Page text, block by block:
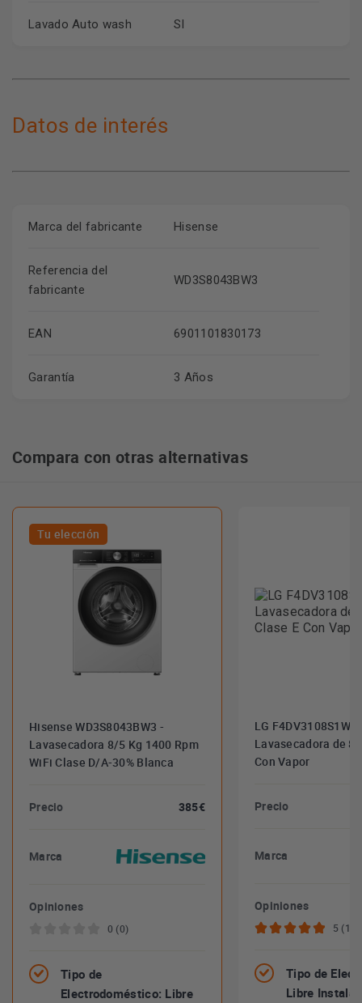
Lavado Auto wash SI
Datos de interés
Marca del fabricante Hisense
Referencia del
fabricante
WD3S8043BW3
EAN 6901101830173
Garantía 3 Años
Compara con otras alternativas
Hisense WD3S8043BW3 -
Lavasecadora 8/5 Kg 1400 Rpm
WiFi Clase D/A-30% Blanca
Precio 385€
Marca
Opiniones
0 (0)
Tipo de
Electrodoméstico: Libre
Tu elección
LG F4DV3108S1W -
Lavasecadora de 8
Con Vapor
Precio
Marca
Opiniones
5 (1)
Tipo de
Libre